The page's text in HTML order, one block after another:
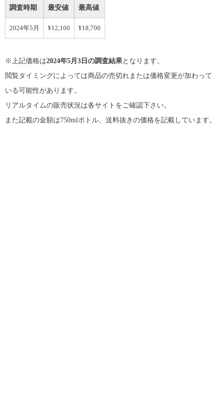
調査時期 最安値 最高値
2024年5月 ¥12,100 ¥18,700
※上記価格は2024年5月3日の調査結果となります。
閲覧タイミングによっては商品の売切れまたは価格変更が加わって
いる可能性があります。
リアルタイムの販売状況は各サイトをご確認下さい。
また記載の金額は750mlボトル、送料抜きの価格を記載しています。